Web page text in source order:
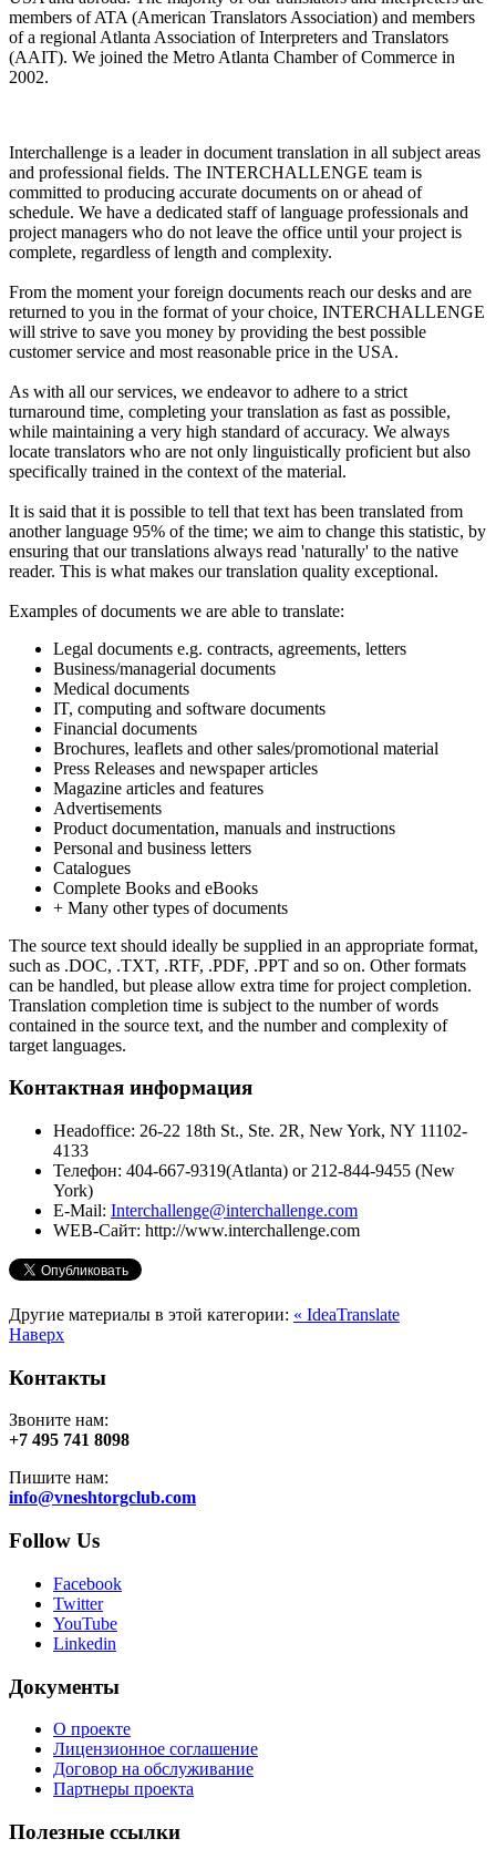
members of ATA (American Translators Association) and members
of a regional Atlanta Association of Interpreters and Translators
(AAIT). We joined the Metro Atlanta Chamber of Commerce in
2002.
Interchallenge is a leader in document translation in all subject areas
and professional fields. The INTERCHALLENGE team is
committed to producing accurate documents on or ahead of
schedule. We have a dedicated staff of language professionals and
project managers who do not leave the office until your project is
complete, regardless of length and complexity.
From the moment your foreign documents reach our desks and are
returned to you in the format of your choice, INTERCHALLENGE
will strive to save you money by providing the best possible
customer service and most reasonable price in the USA.
As with all our services, we endeavor to adhere to a strict
turnaround time, completing your translation as fast as possible,
while maintaining a very high standard of accuracy. We always
locate translators who are not only linguistically proficient but also
specifically trained in the context of the material.
It is said that it is possible to tell that text has been translated from
another language 95% of the time; we aim to change this statistic, by
ensuring that our translations always read 'naturally' to the native
reader. This is what makes our translation quality exceptional.
Examples of documents we are able to translate:
Legal documents e.g. contracts, agreements, letters
Business/managerial documents
Medical documents
IT, computing and software documents
Financial documents
Brochures, leaflets and other sales/promotional material
Press Releases and newspaper articles
Magazine articles and features
Advertisements
Product documentation, manuals and instructions
Personal and business letters
Catalogues
Complete Books and eBooks
+ Many other types of documents
The source text should ideally be supplied in an appropriate format,
such as .DOC, .TXT, .RTF, .PDF, .PPT and so on. Other formats
can be handled, but please allow extra time for project completion.
Translation completion time is subject to the number of words
contained in the source text, and the number and complexity of
target languages.
Контактная информация
Headoffice: 26-22 18th St., Ste. 2R, New York, NY 11102-
4133
Телефон: 404-667-9319(Atlanta) or 212-844-9455 (New
York)
E-Mail: Interchallenge@interchallenge.com
WEB-Сайт: http://www.interchallenge.com
Другие материалы в этой категории: « IdeaTranslate
Наверх
Контакты
Звоните нам:
+7 495 741 8098
Пишите нам:
info@vneshtorgclub.com
Follow Us
Facebook
Twitter
YouTube
Linkedin
Документы
О проекте
Лицензионное соглашение
Договор на обслуживание
Партнеры проекта
Полезные ссылки